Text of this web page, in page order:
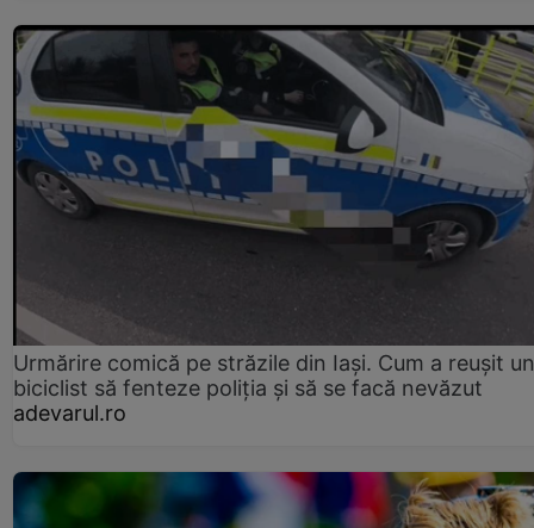
Urmărire comică pe străzile din Iași. Cum a reușit un
biciclist să fenteze poliția și să se facă nevăzut
adevarul.ro